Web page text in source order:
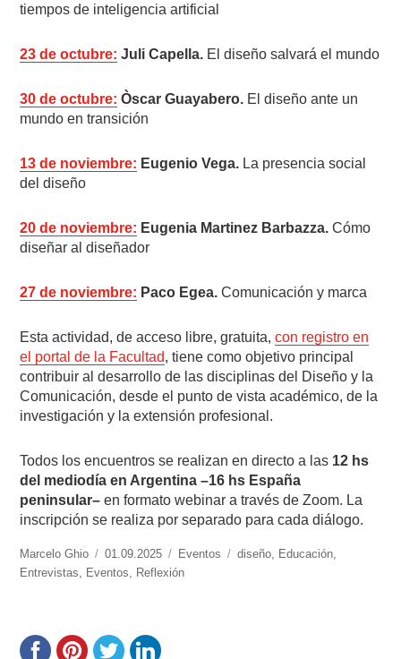
tiempos de inteligencia artificial
23 de octubre: Juli Capella. El diseño salvará el mundo
30 de octubre: Òscar Guayabero. El diseño ante un
mundo en transición
13 de noviembre: Eugenio Vega. La presencia social
del diseño
20 de noviembre: Eugenia Martinez Barbazza. Cómo
diseñar al diseñador
27 de noviembre: Paco Egea. Comunicación y marca
Esta actividad, de acceso libre, gratuita,con registro en
el portal de la Facultad, tiene como objetivo principal
contribuir al desarrollo de las disciplinas del Diseño y la
Comunicación, desde el punto de vista académico, de la
investigación y la extensión profesional.
Todos los encuentros se realizan en directo a las 12 hs
del mediodía en Argentina –16 hs España
peninsular– en formato webinar a través de Zoom. La
inscripción se realiza por separado para cada diálogo.
https://www.experimenta.es/author/marcelo-
ghio/
Marcelo Ghio
Publicado
el
01.09.2025 Categorías
Eventos Etiquetas
diseño Educación
Entrevistas
Eventos Reflexión